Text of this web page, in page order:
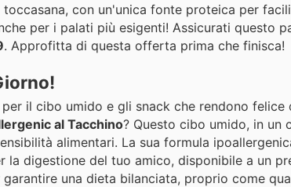
con un'unica fonte proteica per
per i palati più esigenti! Assicurati questo
. Approfitta di questa offerta prima che finisca!
il cibo umido e gli snack che rendono felice
al Tacchino? Questo cibo umido, in un
alimentari. La sua formula
digestione del tuo amico, disponibile a un
una dieta bilanciata, proprio come